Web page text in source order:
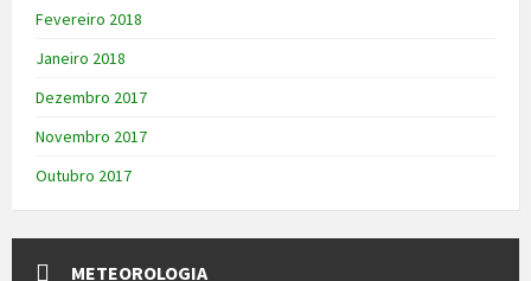
Fevereiro 2018
Janeiro 2018
Dezembro 2017
Novembro 2017
Outubro 2017
METEOROLOGIA